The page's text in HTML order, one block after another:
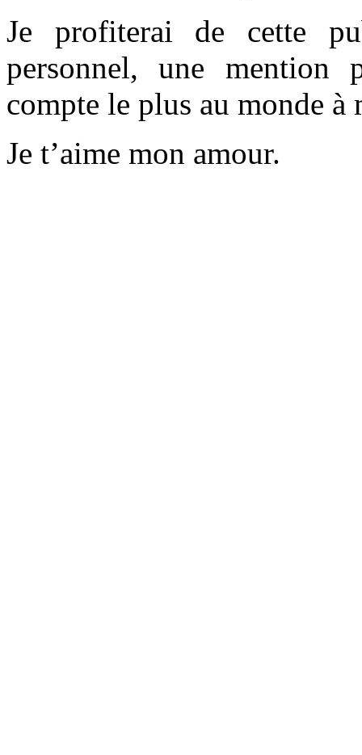
Je profiterai de cette
personnel, une mention
compte le plus au monde
Je t’aime mon amour.